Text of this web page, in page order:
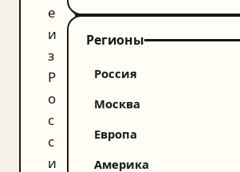
е
и
з
Р
о
с
с
и
Регионы
Россия
Москва
Европа
Америка